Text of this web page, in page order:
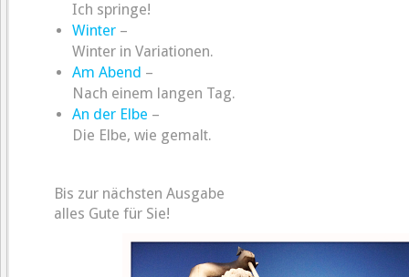
Ich springe!
Winter –
Winter in Variationen.
Am Abend –
Nach einem langen Tag.
An der Elbe –
Die Elbe, wie gemalt.
Bis zur nächsten Ausgabe
alles Gute für Sie!